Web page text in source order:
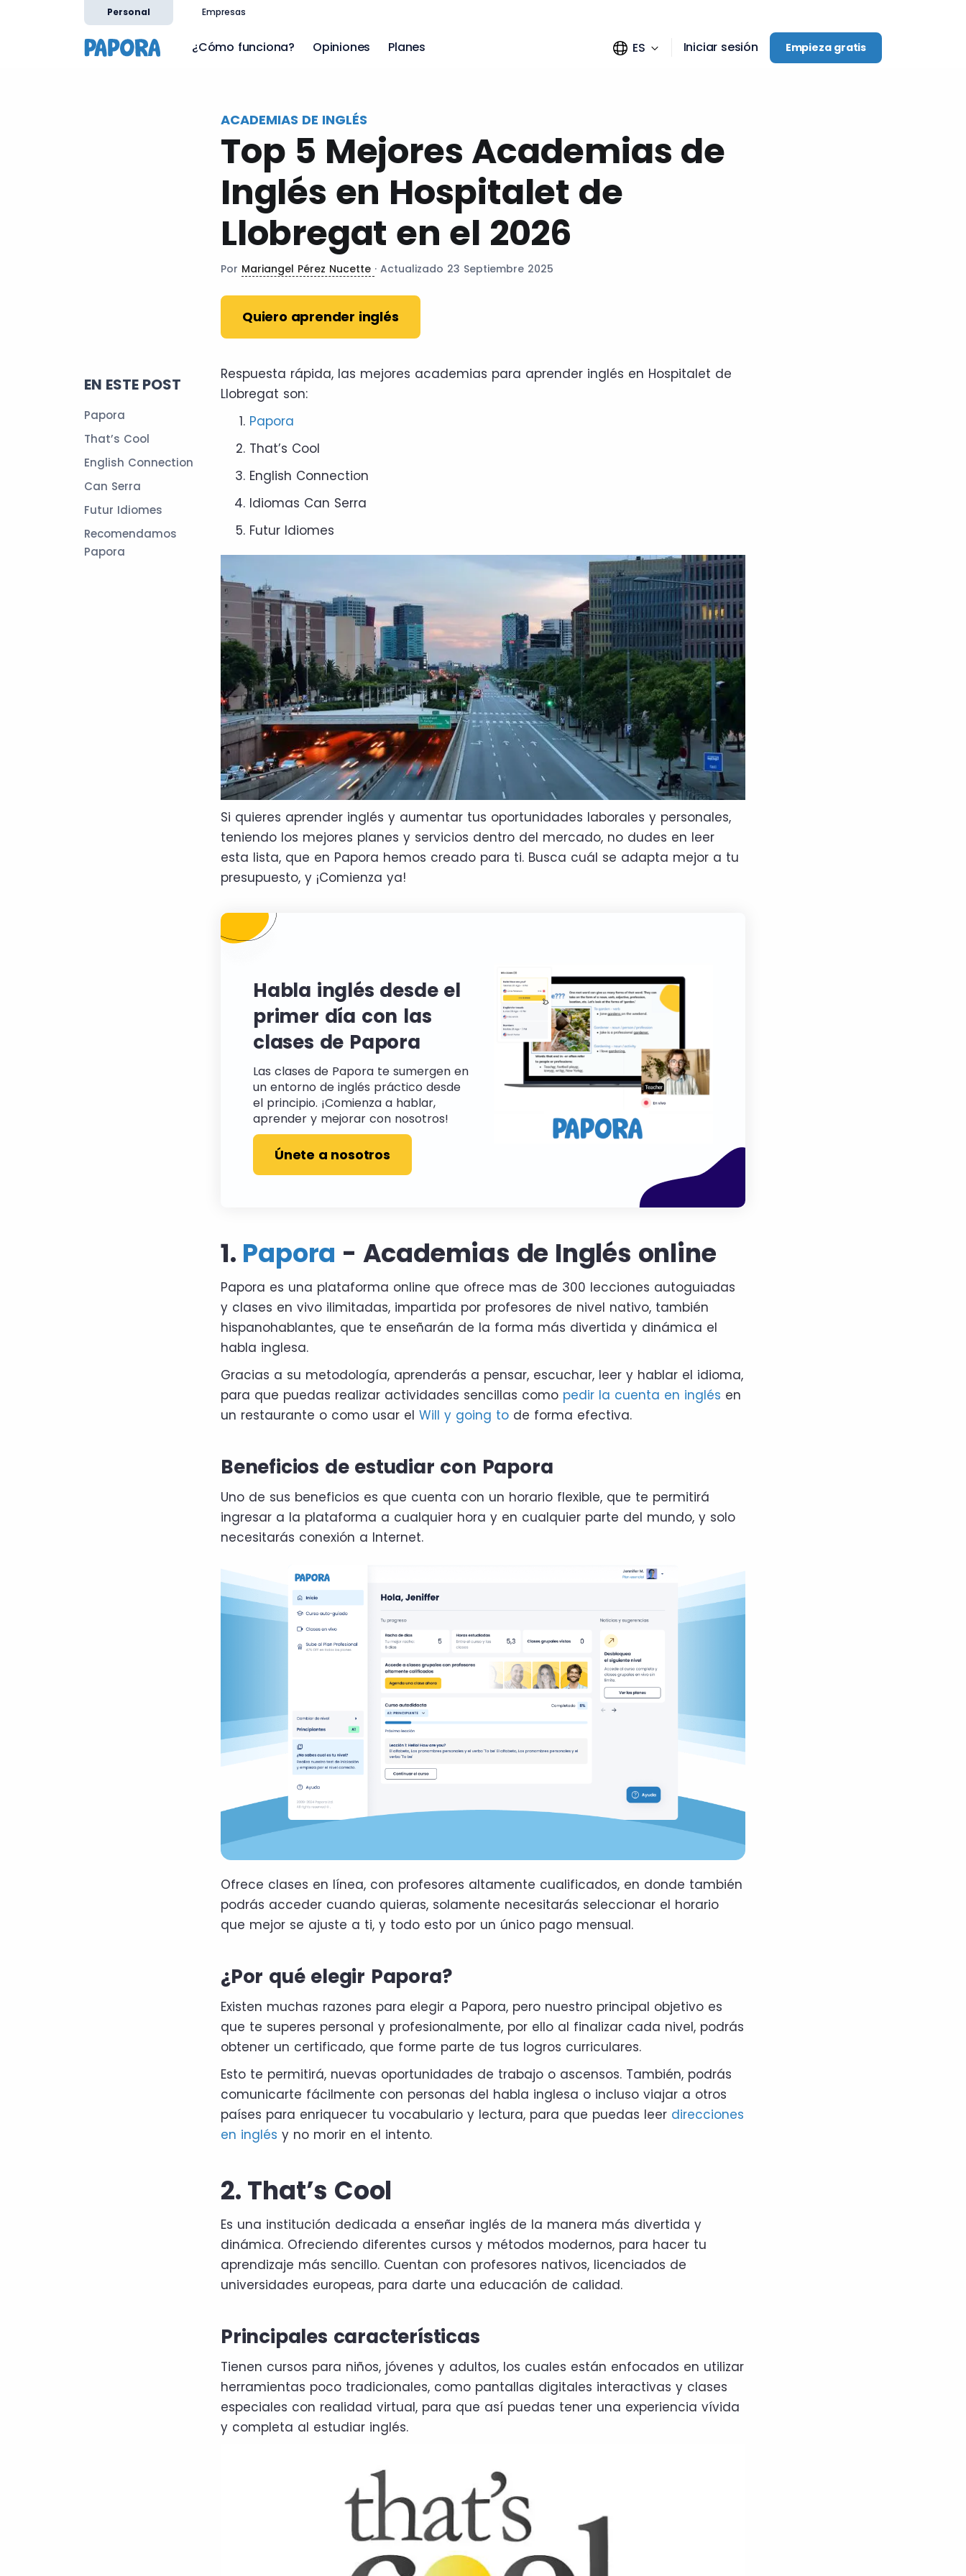
Personal Empresas
¿Cómo funciona? Opiniones Planes ES Iniciar sesión Empieza gratis
ACADEMIAS DE INGLÉS
Top 5 Mejores Academias de
Inglés en Hospitalet de
Llobregat en el 2026
Por Mariangel Pérez Nucette · Actualizado 23 Septiembre 2025
Quiero aprender inglés
EN ESTE POST
Papora
That’s Cool
English Connection
Can Serra
Futur Idiomes
Recomendamos
Papora
Respuesta rápida, las mejores academias para aprender inglés en Hospitalet de
Llobregat son:
Papora
That’s Cool
English Connection
Idiomas Can Serra
Futur Idiomes
Si quieres aprender inglés y aumentar tus oportunidades laborales y personales,
teniendo los mejores planes y servicios dentro del mercado, no dudes en leer
esta lista, que en Papora hemos creado para ti. Busca cuál se adapta mejor a tu
presupuesto, y ¡Comienza ya!
Habla inglés desde el
primer día con las
clases de Papora
Las clases de Papora te sumergen en
un entorno de inglés práctico desde
el principio. ¡Comienza a hablar,
aprender y mejorar con nosotros!
Únete a nosotros
1. Papora - Academias de Inglés online
Papora es una plataforma online que ofrece mas de 300 lecciones autoguiadas
y clases en vivo ilimitadas, impartida por profesores de nivel nativo, también
hispanohablantes, que te enseñarán de la forma más divertida y dinámica el
habla inglesa.
Gracias a su metodología, aprenderás a pensar, escuchar, leer y hablar el idioma,
para que puedas realizar actividades sencillas como pedir la cuenta en inglés en
un restaurante o como usar el Will y going to de forma efectiva.
Beneficios de estudiar con Papora
Uno de sus beneficios es que cuenta con un horario flexible, que te permitirá
ingresar a la plataforma a cualquier hora y en cualquier parte del mundo, y solo
necesitarás conexión a Internet.
Ofrece clases en línea, con profesores altamente cualificados, en donde también
podrás acceder cuando quieras, solamente necesitarás seleccionar el horario
que mejor se ajuste a ti, y todo esto por un único pago mensual.
¿Por qué elegir Papora?
Existen muchas razones para elegir a Papora, pero nuestro principal objetivo es
que te superes personal y profesionalmente, por ello al finalizar cada nivel, podrás
obtener un certificado, que forme parte de tus logros curriculares.
Esto te permitirá, nuevas oportunidades de trabajo o ascensos. También, podrás
comunicarte fácilmente con personas del habla inglesa o incluso viajar a otros
países para enriquecer tu vocabulario y lectura, para que puedas leer direcciones
en inglés y no morir en el intento.
2. That’s Cool
Es una institución dedicada a enseñar inglés de la manera más divertida y
dinámica. Ofreciendo diferentes cursos y métodos modernos, para hacer tu
aprendizaje más sencillo. Cuentan con profesores nativos, licenciados de
universidades europeas, para darte una educación de calidad.
Principales características
Tienen cursos para niños, jóvenes y adultos, los cuales están enfocados en utilizar
herramientas poco tradicionales, como pantallas digitales interactivas y clases
especiales con realidad virtual, para que así puedas tener una experiencia vívida
y completa al estudiar inglés.